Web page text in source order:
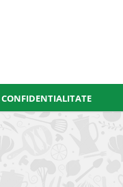
CONFIDENTIALITATE